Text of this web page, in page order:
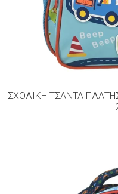
ΣΧΟΛΙΚΉ ΤΣΆΝΤΑ ΠΛΆΤΗΣ